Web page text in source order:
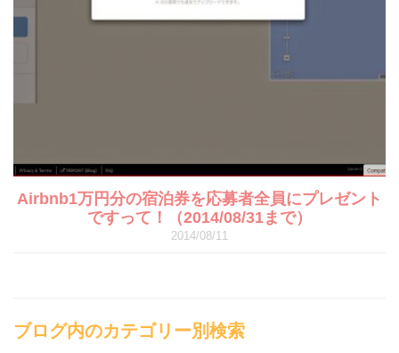
Airbnb1万円分の宿泊券を応募者全員にプレゼント
ですって！（2014/08/31まで）
2014/08/11
ブログ内のカテゴリー別検索